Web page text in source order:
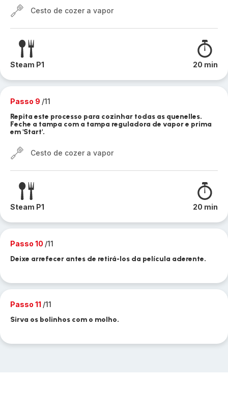
Cesto de cozer a vapor
Steam P1 20 min
Passo 9 /11
Repita este processo para cozinhar todas as quenelles.
Feche a tampa com a tampa reguladora de vapor e prima
em 'Start'.
Cesto de cozer a vapor
Steam P1 20 min
Passo 10 /11
Deixe arrefecer antes de retirá-los da película aderente.
Passo 11 /11
Sirva os bolinhos com o molho.